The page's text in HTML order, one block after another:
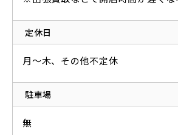
定休日
月～木、その他不定休
駐車場
無